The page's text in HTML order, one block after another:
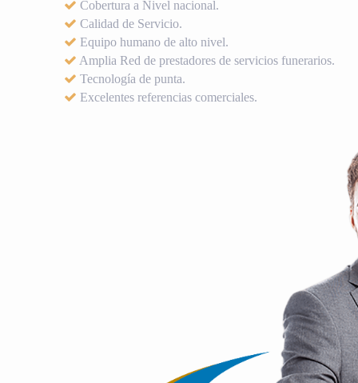
Cobertura a Nivel nacional.
Calidad de Servicio.
Equipo humano de alto nivel.
Amplia Red de prestadores de servicios funerarios.
Tecnología de punta.
Excelentes referencias comerciales.